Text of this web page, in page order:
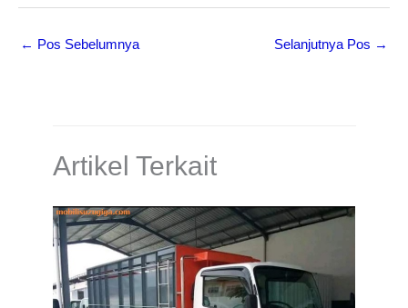
← Pos Sebelumnya Selanjutnya Pos →
Artikel Terkait